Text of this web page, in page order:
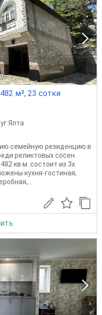
м², 23 сотки
Ялта
семейную резиденцию в
реликтовых сосен.
кв.м. состоит из 3х
кухня-гостиная,